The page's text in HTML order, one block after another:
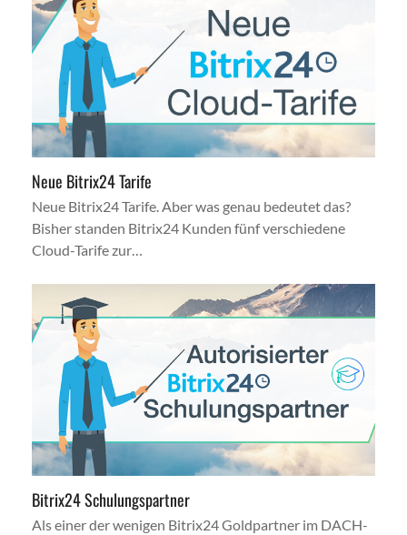
Neue Bitrix24 Tarife
Neue Bitrix24 Tarife. Aber was genau bedeutet das?
Bisher standen Bitrix24 Kunden fünf verschiedene
Cloud-Tarife zur…
Bitrix24 Schulungspartner
Als einer der wenigen Bitrix24 Goldpartner im DACH-